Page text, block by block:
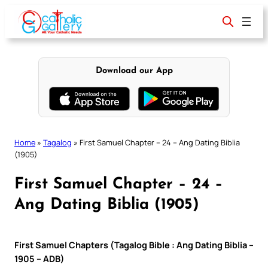
content
Download our App
Home » Tagalog » First Samuel Chapter – 24 – Ang Dating Biblia
(1905)
First Samuel Chapter – 24 –
Ang Dating Biblia (1905)
First Samuel Chapters (Tagalog Bible : Ang Dating Biblia –
1905 – ADB)